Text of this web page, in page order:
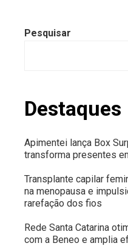
Pesquisar
Destaques
Apimentei lança Box
transforma presentes
Transplante capilar
na menopausa e
rarefação dos fios
Rede Santa Catarina
com a Beneo e amplia